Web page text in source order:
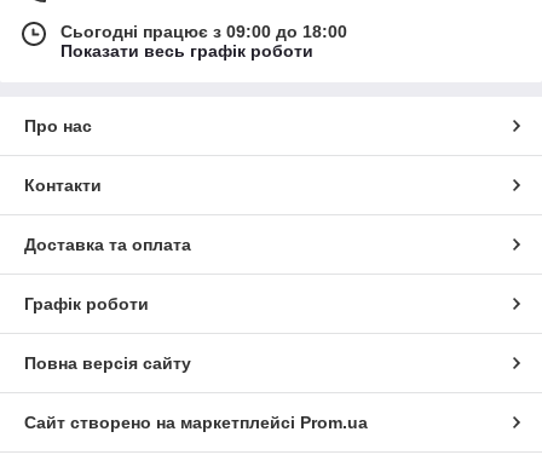
Сьогодні працює з 09:00 до 18:00
Показати весь графік роботи
Про нас
Контакти
Доставка та оплата
Графік роботи
Повна версія сайту
Сайт створено на маркетплейсі Prom.ua